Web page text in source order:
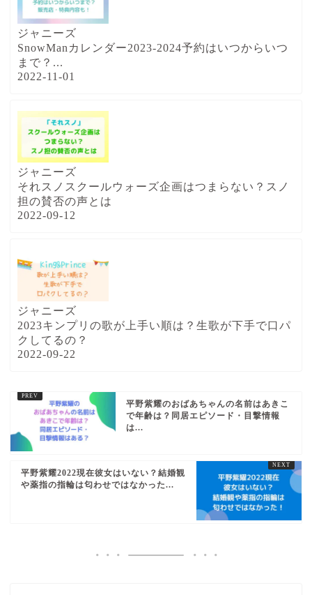
ジャニーズ
SnowManカレンダー2023-2024予約はいつからいつ
まで？...
2022-11-01
ジャニーズ
それスノスクールウォーズ企画はつまらない？スノ
担の賛否の声とは
2022-09-12
ジャニーズ
2023キンプリの歌が上手い順は？生歌が下手で口パ
クしてるの？
2022-09-22
平野紫耀のおばあちゃんの名前はあきこ
で年齢は？同居エピソード・目撃情報
は...
平野紫耀2022現在彼女はいない？結婚観
や薬指の指輪は匂わせではなかった...